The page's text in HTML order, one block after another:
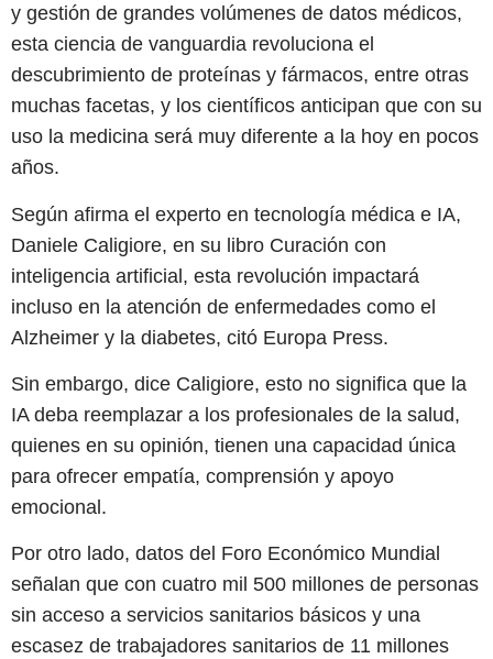
y gestión de grandes volúmenes de datos médicos,
esta ciencia de vanguardia revoluciona el
descubrimiento de proteínas y fármacos, entre otras
muchas facetas, y los científicos anticipan que con su
uso la medicina será muy diferente a la hoy en pocos
años.
Según afirma el experto en tecnología médica e IA,
Daniele Caligiore, en su libro Curación con
inteligencia artificial, esta revolución impactará
incluso en la atención de enfermedades como el
Alzheimer y la diabetes, citó Europa Press.
Sin embargo, dice Caligiore, esto no significa que la
IA deba reemplazar a los profesionales de la salud,
quienes en su opinión, tienen una capacidad única
para ofrecer empatía, comprensión y apoyo
emocional.
Por otro lado, datos del Foro Económico Mundial
señalan que con cuatro mil 500 millones de personas
sin acceso a servicios sanitarios básicos y una
escasez de trabajadores sanitarios de 11 millones